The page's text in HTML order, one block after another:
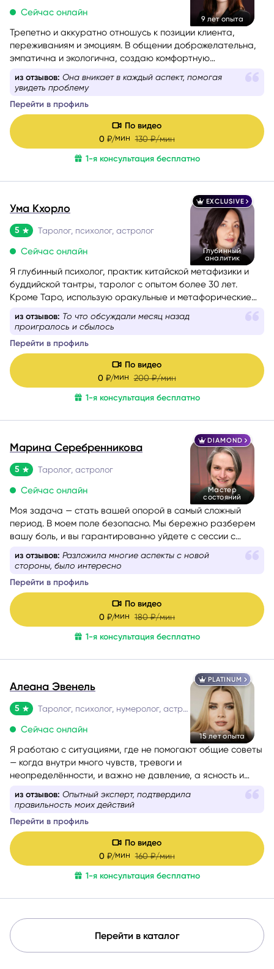
9 лет опыта
Сейчас онлайн
Трепетно и аккуратно отношусь к позиции клиента,
переживаниям и эмоциям. В общении доброжелательна,
эмпатична и экологична, создаю комфортную
из отзывов: Она вникает в каждый аспект, помогая
увидеть проблему
Перейти в профиль
По видео
0 ₽/мин130 ₽/мин
1-я консультация бесплатно
EXCLUSIVE
Глубинный
аналитик
Ума Кхорло
5 Таролог, психолог, астролог
Сейчас онлайн
Я глубинный психолог, практик китайской метафизики и
буддийской тантры, таролог с опытом более 30 лет.
Кроме Таро, использую оракульные и метафорические
благоприятных условий для важных событий применяю
сложным выбором или чувствуете, что попали в ловушку
повторяющегося сценария, испытываете тревогу и не
понимаете, что делать дальше, я бережно помогу вам
разобраться в ситуации, найти решение или определить
стратегию движения к цели, обрести уверенность.
из отзывов: То что обсуждали месяц назад
проигралось и сбылось
Перейти в профиль
По видео
0 ₽/мин200 ₽/мин
1-я консультация бесплатно
DIAMOND
Мастер
состояний
Марина Серебренникова
5 Таролог, астролог
Сейчас онлайн
Моя задача — стать вашей опорой в самый сложный
период. В моем поле безопасно. Мы бережно разберем
вашу боль, и вы гарантированно уйдете с сессии с
новыми силами, вдохновением и верой в себя. Я таролог
и консультант с глубоким жизненным опытом. Мой подход
её внутреннюю логику, причины и возможные варианты
развития, чтобы вы могли опереться на это в своих
решениях. Я не работаю через оценки «правильно/
неправильно». Я помогаю увидеть картину честно и
спокойно — и выбрать тот путь, который будет для вас
из отзывов: Разложила многие аспекты с новой
стороны, было интересно
Перейти в профиль
По видео
0 ₽/мин180 ₽/мин
1-я консультация бесплатно
PLATINUM
15 лет опыта
Алеана Эвенель
5 Таролог, психолог, нумеролог, астролог
Сейчас онлайн
Я работаю с ситуациями, где не помогают общие советы
— когда внутри много чувств, тревоги и
неопределённости, и важно не давление, а ясность и
опора. Моя задача — мягко помочь разобраться и пройти
этот этап спокойно и устойчиво.
из отзывов: Опытный эксперт, подтвердила
правильность моих действий
Перейти в профиль
По видео
0 ₽/мин160 ₽/мин
1-я консультация бесплатно
Перейти в каталог